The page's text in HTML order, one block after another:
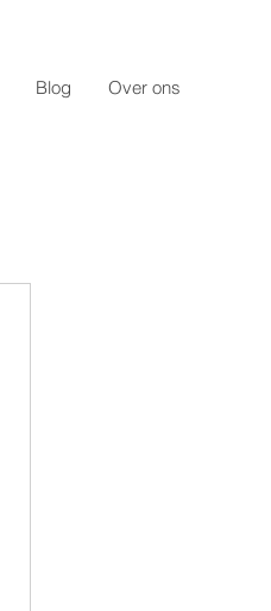
Blog Over ons